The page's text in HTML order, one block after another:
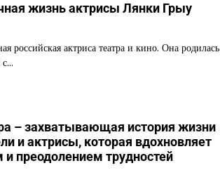
жизнь актрисы Лянки Грыу
российская актриса театра и кино. Она родилась
с…
– захватывающая история жизни
и актрисы, которая вдохновляет
преодолением трудностей